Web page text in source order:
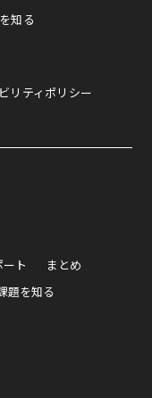
知る
リティポリシー
ート
まとめ
題を知る